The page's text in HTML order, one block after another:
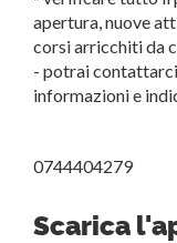
apertura, nuove
corsi arricchiti da
- potrai
informazioni e
0744404279
Scarica